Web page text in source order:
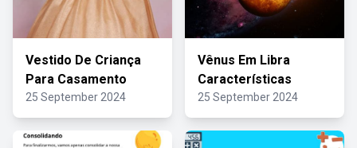
Vestido De Criança
Para Casamento
25 September 2024
Vênus Em Libra
Características
25 September 2024